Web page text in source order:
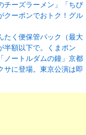
チーズラーメン」「ちび
クーポンでおトク！グル
たく便保管パック（最大
半額以下で。くまポン
ノートルダムの鐘」京都
サに登場。東京公演は即